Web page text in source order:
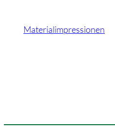
Materialimpressionen